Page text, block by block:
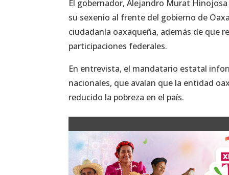
El gobernador, Alejandro Murat
su sexenio al frente del gobierno de
ciudadanía oaxaqueña, además de que
participaciones federales.
En entrevista, el mandatario estatal
nacionales, que avalan que la entidad
reducido la pobreza en el país.